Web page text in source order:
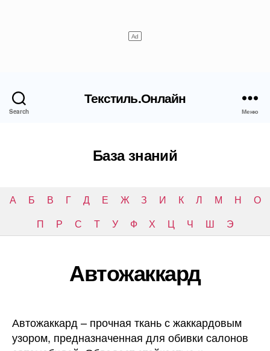
Search
Текстиль.Онлайн
Меню
База знаний
А Б В Г Д Е Ж З И К Л М Н
О
П
Р С Т У Ф Х Ц Ч Ш Э
Автожаккард
Автожаккард – прочная ткань с жаккардовым
узором, предназначенная для обивки салонов